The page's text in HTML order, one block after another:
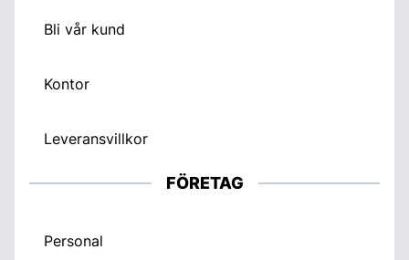
Bli vår kund
Kontor
Leveransvillkor
FÖRETAG
Personal